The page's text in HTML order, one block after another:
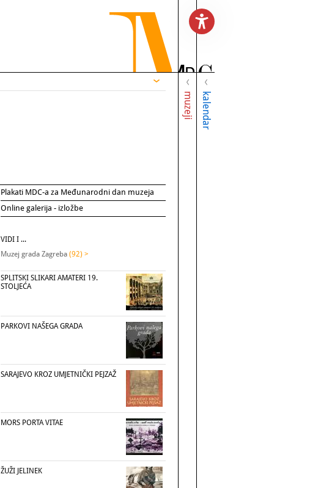
muzeji kalendar
Plakati MDC-a za Međunarodni dan muzeja
Online galerija - izložbe
VIDI I ...
Muzej grada Zagreba (92) >
SPLITSKI SLIKARI AMATERI 19.
STOLJEĆA
PARKOVI NAŠEGA GRADA
SARAJEVO KROZ UMJETNIČKI PEJZAŽ
MORS PORTA VITAE
ŽUŽI JELINEK